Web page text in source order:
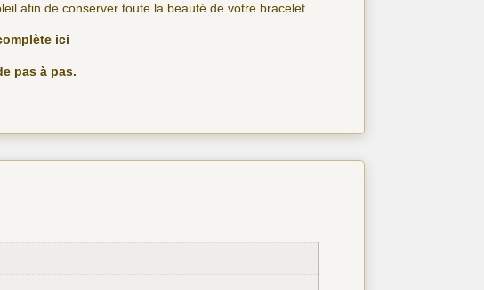
afin de conserver toute la beauté de votre bracelet.
ici
pas à pas.